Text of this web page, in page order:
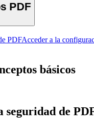
PDF
PDFAcceder a la
básicos
seguridad de